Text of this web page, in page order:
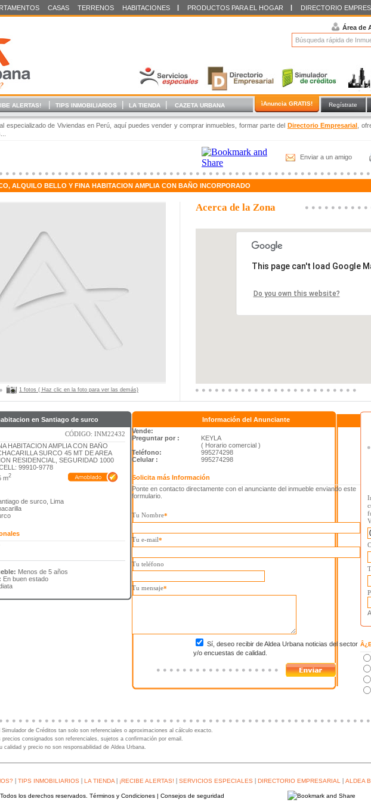
CASAS TERRENOS HABITACIONES | PRODUCTOS PARA EL HOGAR | DIRECTORIO
Área de
ALERTAS! | TIPS INMOBILIARIOS | LA TIENDA | CAZETA URBANA ìAnuncia GRATIS! Regístrate
especializado de Viviendas en Perú, aquí puedes vender y comprar inmuebles, formar parte del Directorio Empresarial ,
Enviar a un amigo
ALQUILO BELLO Y FINA HABITACION AMPLIA CON BAÑO INCORPORADO
Acerca de la Zona
This page can't load Google
Do you own this website?
1 fotos ( Haz clic en la foto para ver las demás)
en Santiago de surco
CÓDIGO: INM22432
HABITACION AMPLIA CON BAÑO
SURCO 45 MT DE AREA
RESIDENCIAL, SEGURIDAD 1000
99910-9778
m2
de surco, Lima
Menos de 5 años
En buen estado
Información del Anunciante
Vende:
Preguntar por :
KEYLA
( Horario comercial )
Teléfono:
995274298
Celular :
995274298
Solicita más Información
Ponte en contacto directamente con el anunciante del inmueble enviando este
formulario.
Tu Nombre*
Tu e-mail*
Tu teléfono
Tu mensaje*
Sí, deseo recibir de Aldea Urbana noticias del sector
y/o encuestas de calidad.
de Créditos tan solo son referenciales o aproximaciones al cálculo exacto.
precios consignados son referenciales, sujetos a confirmación por email.
calidad y precio no son responsabilidad de Aldea Urbana.
| TIPS INMOBILIARIOS | LA TIENDA | ¡RECIBE ALERTAS! | SERVICIOS ESPECIALES | DIRECTORIO EMPRESARIAL | ALDEA
los derechos reservados. Términos y Condiciones | Consejos de seguridad